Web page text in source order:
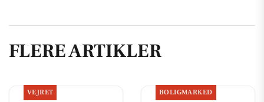
FLERE ARTIKLER
VEJRET BOLIGMARKED